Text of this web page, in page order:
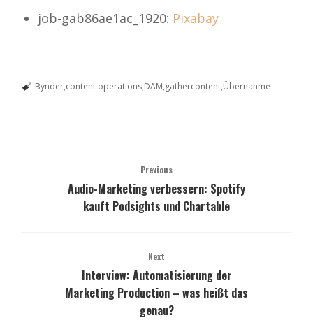
job-gab86ae1ac_1920: Pixabay
Bynder content operations DAM gathercontent Übernahme
Previous
Audio-Marketing verbessern: Spotify
kauft Podsights und Chartable
Next
Interview: Automatisierung der
Marketing Production – was heißt das
genau?